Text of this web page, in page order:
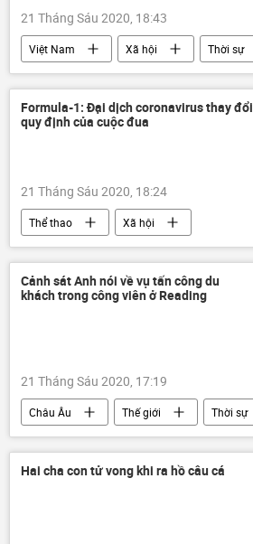
21 Tháng Sáu 2020, 18:43
Việt Nam Xã hội Thời sự
Formula-1: Đại dịch coronavirus thay đổi
quy định của cuộc đua
21 Tháng Sáu 2020, 18:24
Thể thao Xã hội
Cảnh sát Anh nói về vụ tấn công du
khách trong công viên ở Reading
21 Tháng Sáu 2020, 17:19
Châu Âu Thế giới
Thời sự
Xã hội
Hai cha con tử vong khi ra hồ câu cá